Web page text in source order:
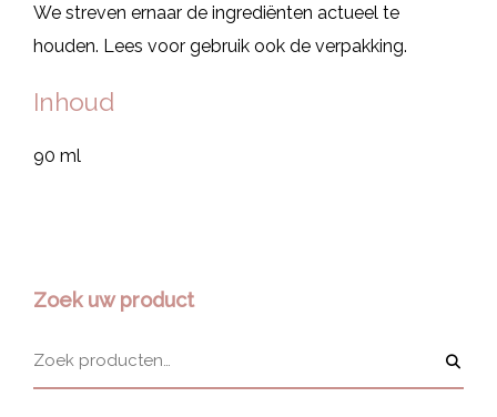
We streven ernaar de ingrediënten actueel te
houden. Lees voor gebruik ook de verpakking.
Inhoud
90 ml
Zoek uw product